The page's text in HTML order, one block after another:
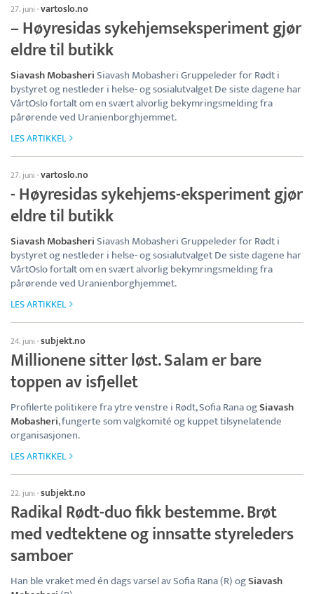
27. juni ·vartoslo.no
– Høyresidas sykehjemseksperiment gjør
eldre til butikk
Siavash MobasheriSiavash Mobasheri Gruppeleder for Rødt i
bystyret og nestleder i helse- og sosialutvalget De siste dagene har
VårtOslo fortalt om en svært alvorlig bekymringsmelding fra
pårørende ved Uranienborghjemmet.
LES ARTIKKEL
27. juni ·vartoslo.no
- Høyresidas sykehjems-eksperiment gjør
eldre til butikk
Siavash MobasheriSiavash Mobasheri Gruppeleder for Rødt i
bystyret og nestleder i helse- og sosialutvalget De siste dagene har
VårtOslo fortalt om en svært alvorlig bekymringsmelding fra
pårørende ved Uranienborghjemmet.
LES ARTIKKEL
24. juni ·subjekt.no
Millionene sitter løst. Salam er bare
toppen av isfjellet
Profilerte politikere fra ytre venstre i Rødt, Sofia Rana ogSiavash
Mobasheri, fungerte som valgkomité og kuppet tilsynelatende
organisasjonen.
LES ARTIKKEL
22. juni ·subjekt.no
Radikal Rødt-duo fikk bestemme. Brøt
med vedtektene og innsatte styreleders
samboer
Han ble vraket med én dags varsel av Sofia Rana (R) ogSiavash